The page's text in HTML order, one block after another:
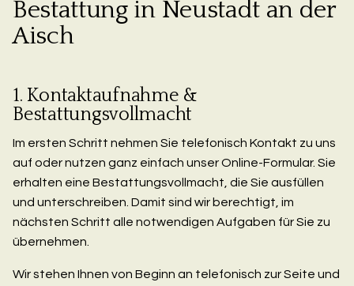
Bestattung in Neustadt an der
Aisch
1. Kontaktaufnahme &
Bestattungsvollmacht
Im ersten Schritt nehmen Sie telefonisch Kontakt zu uns
auf oder nutzen ganz einfach unser Online-Formular. Sie
erhalten eine Bestattungsvollmacht, die Sie ausfüllen
und unterschreiben. Damit sind wir berechtigt, im
nächsten Schritt alle notwendigen Aufgaben für Sie zu
übernehmen.
Wir stehen Ihnen von Beginn an telefonisch zur Seite und